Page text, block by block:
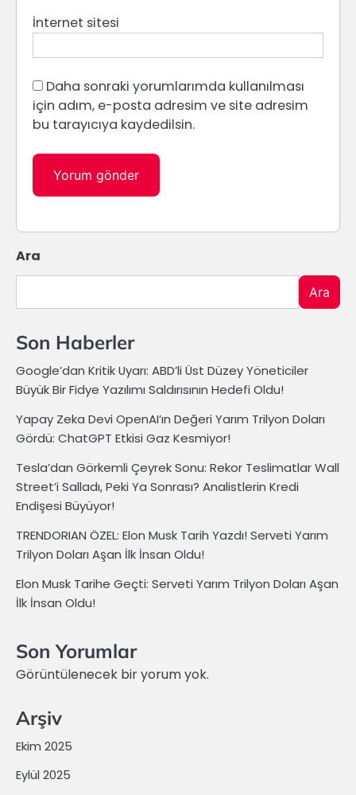
İnternet sitesi
Daha sonraki yorumlarımda kullanılması
için adım, e-posta adresim ve site adresim
bu tarayıcıya kaydedilsin.
Ara
Ara
Son Haberler
Google’dan Kritik Uyarı: ABD’li Üst Düzey Yöneticiler
Büyük Bir Fidye Yazılımı Saldırısının Hedefi Oldu!
Yapay Zeka Devi OpenAI’ın Değeri Yarım Trilyon Doları
Gördü: ChatGPT Etkisi Gaz Kesmiyor!
Tesla’dan Görkemli Çeyrek Sonu: Rekor Teslimatlar Wall
Street’i Salladı, Peki Ya Sonrası? Analistlerin Kredi
Endişesi Büyüyor!
TRENDORIAN ÖZEL: Elon Musk Tarih Yazdı! Serveti Yarım
Trilyon Doları Aşan İlk İnsan Oldu!
Elon Musk Tarihe Geçti: Serveti Yarım Trilyon Doları Aşan
İlk İnsan Oldu!
Son Yorumlar
Görüntülenecek bir yorum yok.
Arşiv
Ekim 2025
Eylül 2025